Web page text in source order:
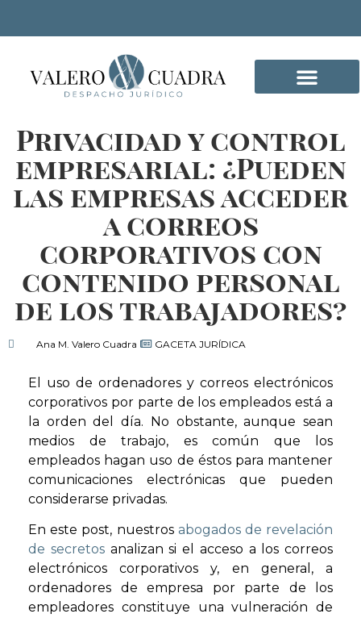
Privacidad y control
empresarial: ¿Pueden
las empresas acceder
a correos
corporativos con
contenido personal
de los trabajadores?
Ana M. Valero Cuadra GACETA JURÍDICA
El uso de ordenadores y correos electrónicos
corporativos por parte de los empleados está a
la orden del día. No obstante, aunque sean
medios de trabajo, es común que los
empleados hagan uso de éstos para mantener
comunicaciones electrónicas que pueden
considerarse privadas.
En este post, nuestros abogados de revelación
de secretosanalizan si el acceso a los correos
electrónicos corporativos y, en general, a
ordenadores de empresa por parte de los
empleadores constituye una vulneración de